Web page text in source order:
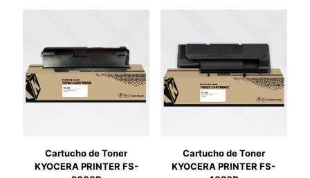
Cartucho de Toner
KYOCERA PRINTER FS-
Cartucho de Toner
KYOCERA PRINTER FS-